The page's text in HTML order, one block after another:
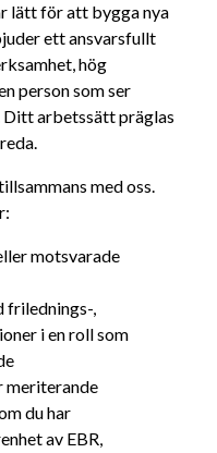
lätt för att bygga nya
ett ansvarsfullt
hög
person som ser
arbetssätt präglas
med oss.
motsvarade
frilednings-,
i en roll som
du har
av EBR,